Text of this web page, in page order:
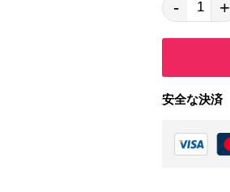
- +
安全な決済